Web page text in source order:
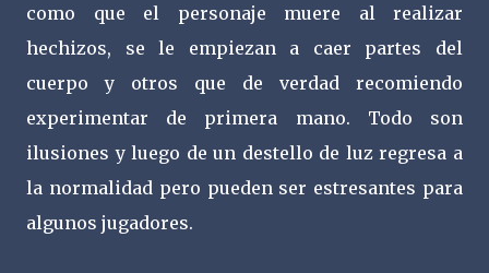
como que el personaje muere al realizar
hechizos, se le empiezan a caer partes del
cuerpo y otros que de verdad recomiendo
experimentar de primera mano. Todo son
ilusiones y luego de un destello de luz regresa a
la normalidad pero pueden ser estresantes para
algunos jugadores.